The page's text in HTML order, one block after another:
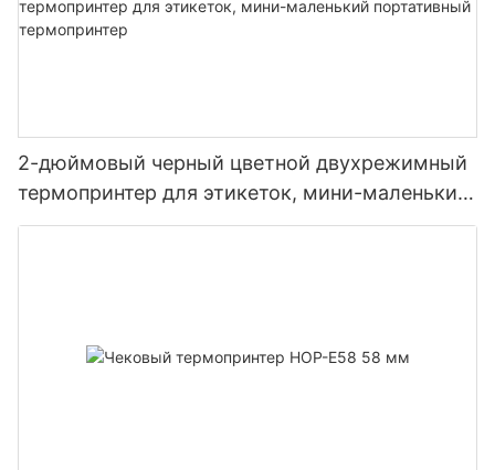
2-дюймовый черный цветной двухрежимный
термопринтер для этикеток, мини-маленький
портативный термопринтер